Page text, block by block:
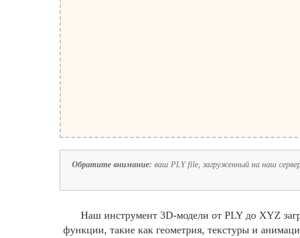
Обратите внимание: ваш PLY file, загруженный на наш
Наш инструмент 3D-модели от PLY до XYZ
функции, такие как геометрия, текстуры и